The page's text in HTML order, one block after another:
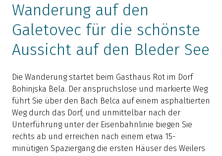
Wanderung auf den
Galetovec für die schönste
Aussicht auf den Bleder See
Die Wanderung startet beim Gasthaus Rot im Dorf
Bohinjska Bela. Der anspruchslose und markierte Weg
führt Sie über den Bach Belca auf einem asphaltierten
Weg durch das Dorf, und unmittelbar nach der
Unterführung unter der Eisenbahnlinie biegen Sie
rechts ab und erreichen nach einem etwa 15-
minütigen Spaziergang die ersten Häuser des Weilers